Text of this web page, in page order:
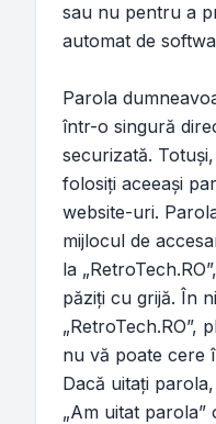
sau nu pentru a
automat de
Parola
într-o singură
securizată.
folosiţi aceeaşi
website-uri.
mijlocul de
la
păziţi cu grijă. În
„RetroTech.RO”,
nu vă poate cere
Dacă uitaţi
„Am uitat